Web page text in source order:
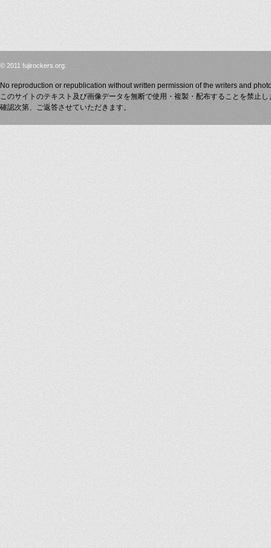
© 2011 fujirockers.org.
No reproduction or republication without written permission of the writers and
このサイトのテキスト及び画像データを無断で使用・複製・配布することを禁止
確認次第、ご返答させていただきます。